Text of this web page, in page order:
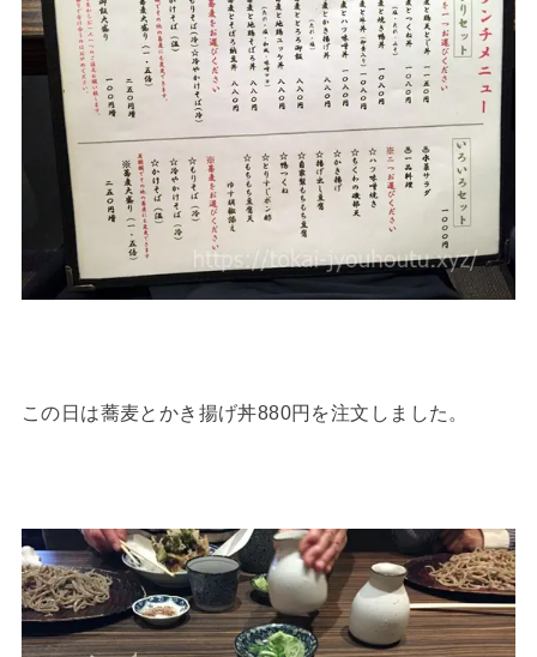
この日は蕎麦とかき揚げ丼880円を注文しました。